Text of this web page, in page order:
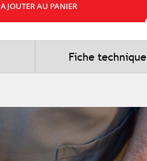
AJOUTER AU PANIER
Fiche technique